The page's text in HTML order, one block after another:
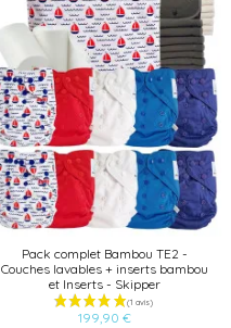
Pack complet Bambou TE2 -
Couches lavables + inserts bambou
et Inserts - Skipper
199,90 €